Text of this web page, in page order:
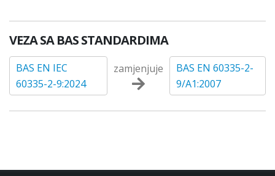
VEZA SA BAS STANDARDIMA
BAS EN IEC
60335-2-9:2024
zamjenjuje
BAS EN 60335-2-
9/A1:2007